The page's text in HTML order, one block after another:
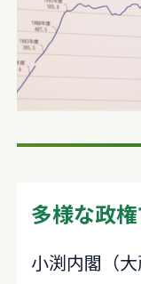
多様な政
小渕内閣（